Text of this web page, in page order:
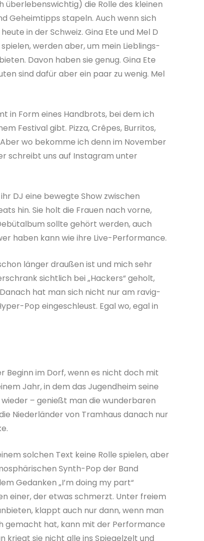
die Rolle des kleinen
Geheimtipps stapeln. Auch wenn sich
in der Schweiz. Gina Ete und Mel D
werden aber, um mein Lieblings-
Davon haben sie genug. Gina Ete
sind dafür aber ein paar zu wenig. Mel
in Form eines Handbrots, bei dem ich
Festival gibt. Pizza, Crêpes, Burritos,
wo bekomme ich denn im November
schreibt uns auf Instagram unter
DJ eine bewegte Show zwischen
hin. Sie holt die Frauen nach vorne,
sollte gehört werden, auch
haben kann wie ihre Live-Performance.
länger draußen ist und mich sehr
sichtlich bei „Hackers“ geholt,
hat man sich nicht nur am ravig-
Pop eingeschleust. Egal wo, egal in
Beginn im Dorf, wenn es nicht doch mit
Jahr, in dem das Jugendheim seine
– genießt man die wunderbaren
Niederländer von Tramhaus danach nur
solchen Text keine Rolle spielen, aber
Synth-Pop der Band
Gedanken „I’m doing my part“
einer, der etwas schmerzt. Unter freiem
klappt auch nur dann, wenn man
gemacht hat, kann mit der Performance
sie nicht alle ins Spiegelzelt und